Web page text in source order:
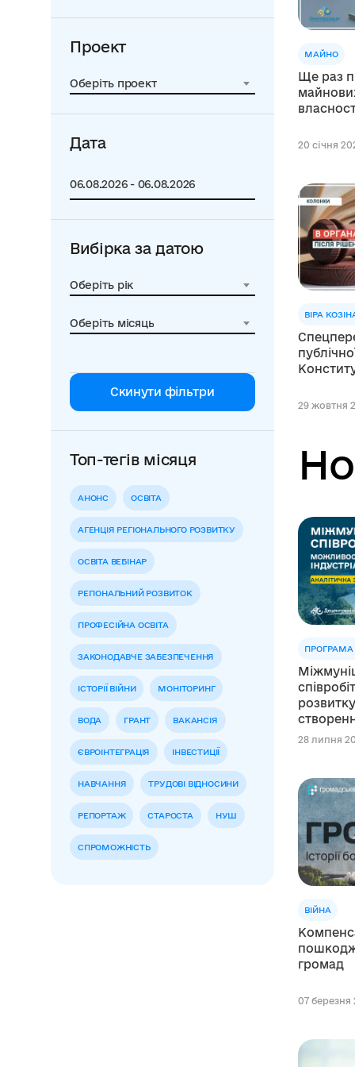
Проект
Оберіть проект
Дата
Вибірка за датою
Оберіть рік
Оберіть місяць
Скинути фільтри
Топ-тегів місяця
АНОНС ОСВІТА
АГЕНЦІЯ РЕГІОНАЛЬНОГО РОЗВИТКУ
ОСВІТА ВЕБІНАР
РЕГІОНАЛЬНИЙ РОЗВИТОК
ПРОФЕСІЙНА ОСВІТА
ЗАКОНОДАВЧЕ ЗАБЕЗПЕЧЕННЯ
ІСТОРІЇ ВІЙНИ МОНІТОРИНГ
ВОДА ГРАНТ ВАКАНСІЯ
ЄВРОІНТЕГРАЦІЯ ІНВЕСТИЦІЇ
НАВЧАННЯ ТРУДОВІ ВІДНОСИНИ
РЕПОРТАЖ СТАРОСТА НУШ
СПРОМОЖНІСТЬ
МАЙНО
Ще раз
20 січня
ВІРА
29 жовтня
ПРОГРАМА
в Україні
28 липня
ВІЙНА
громад
07 березня